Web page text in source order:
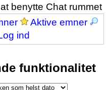
benytte Chat rummet
Aktive emner
ind
funktionalitet